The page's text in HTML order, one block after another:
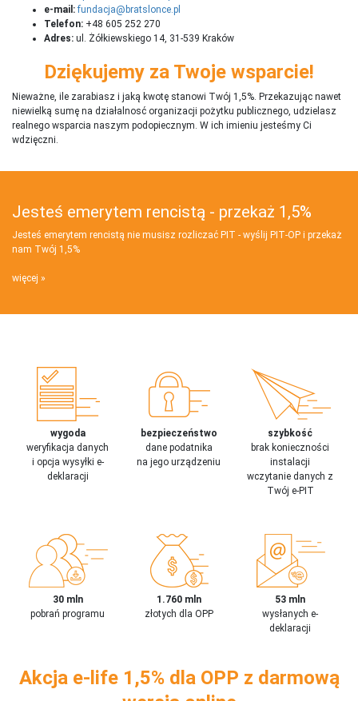
e-mail: fundacja@bratslonce.pl
Telefon: +48 605 252 270
Adres: ul. Żółkiewskiego 14, 31-539 Kraków
Dziękujemy za Twoje wsparcie!
Nieważne, ile zarabiasz i jaką kwotę stanowi Twój 1,5%. Przekazując nawet
niewielką sumę na działalnosć organizacji pożytku publicznego, udzielasz
realnego wsparcia naszym podopiecznym. W ich imieniu jesteśmy Ci
wdzięczni.
Jesteś emerytem rencistą - przekaż 1,5%
Jesteś emerytem rencistą nie musisz rozliczać PIT - wyślij PIT‑OP i przekaż
nam Twój 1,5%
więcej
wygoda
weryfikacja danych
i opcja wysyłki e-
deklaracji
bezpieczeństwo
dane podatnika
na jego urządzeniu
szybkość
brak konieczności
instalacji
wczytanie danych z
Twój e-PIT
30 mln
pobrań programu
1.760 mln
złotych dla OPP
53 mln
wysłanych e-
deklaracji
Akcja e-life 1,5% dla OPP z darmową